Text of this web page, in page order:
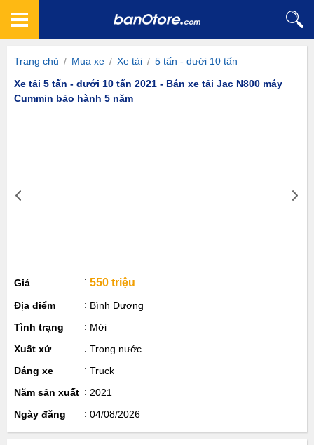
Trang chủ / Mua xe / Xe tải / 5 tấn - dưới 10 tấn
Xe tải 5 tấn - dưới 10 tấn 2021 - Bán xe tải Jac N800 máy
Cummin bảo hành 5 năm
Giá 550 triệu
Địa điểm
Bình Dương
Tình trạng
Mới
Xuất xứ
Trong nước
Dáng xe
Truck
Năm sản xuất
2021
Ngày đăng
04/08/2026